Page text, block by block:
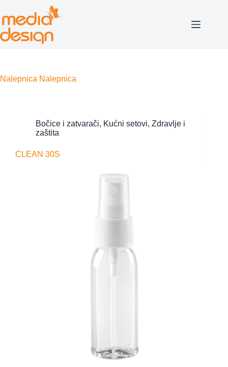
content
Nalepnica Nalepnica
Bočice i zatvarači, Kućni setovi, Zdravlje i
zaštita
CLEAN 30S